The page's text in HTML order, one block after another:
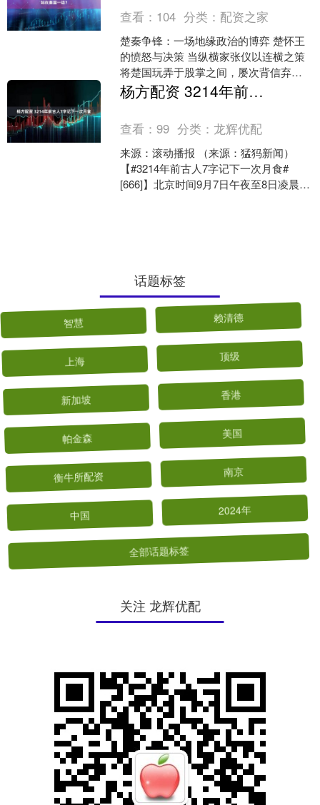
查看： 104 分类： 配资之家
楚秦争锋：一场地缘政治的博弈 楚怀王
的愤怒与决策 当纵横家张仪以连横之策
将楚国玩弄于股掌之间，屡次背信弃义
后，楚怀王终于忍无可忍，在朝堂之上
拍案而起，决定对秦国....
杨方配资 3214年前古人7字记下一次月食
查看：99 分类： 龙辉优配
来源：滚动播报 （来源：猛犸新闻）
【#3214年前古人7字记下一次月食#
[666]】北京时间9月7日午夜至8日凌晨，
话题标签
智慧 赖清德
上海 顶级
新加坡 香港
帕金森 美国
衡牛所配资 南京
中国 2024年
全部话题标签
关注 龙辉优配